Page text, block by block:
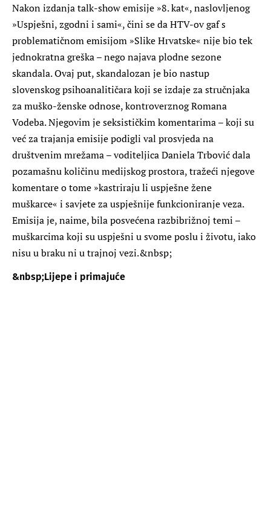
Nakon izdanja talk-show emisije »8. kat«, naslovljenog
»Uspješni, zgodni i sami«, čini se da HTV-ov gaf s
problematičnom emisijom »Slike Hrvatske« nije bio tek
jednokratna greška – nego najava plodne sezone
skandala. Ovaj put, skandalozan je bio nastup
slovenskog psihoanalitičara koji se izdaje za stručnjaka
za muško-ženske odnose, kontroverznog Romana
Vodeba. Njegovim je seksističkim komentarima – koji su
već za trajanja emisije podigli val prosvjeda na
društvenim mrežama – voditeljica Daniela Trbović dala
pozamašnu količinu medijskog prostora, tražeći njegove
komentare o tome »kastriraju li uspješne žene
muškarce« i savjete za uspješnije funkcioniranje veza.
Emisija je, naime, bila posvećena razbibrižnoj temi –
muškarcima koji su uspješni u svome poslu i životu, iako
nisu u braku ni u trajnoj vezi.&nbsp;
&nbsp;Lijepe i primajuće